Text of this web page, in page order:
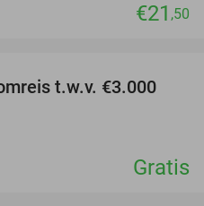
€21 ,50
t.w.v. €3.000
Gratis